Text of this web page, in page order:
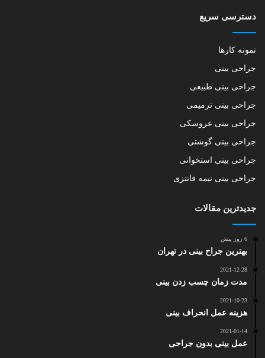
دسترسی سریع
نمونه کارها
جراحی بینی
جراحی بینی طبیعی
جراحی بینی ترمیمی
جراحی بینی عروسکی
جراحی بینی گوشتی
جراحی بینی استخوانی
جراحی بینی نیمه فانتزی
جدیدترین مقالات
6 روز پیش
بهترین جراح بینی در تهران
2021-12-28
مدت زمان چسب زدن بینی
2021-10-23
هزینه عمل انحراف بینی
2021-01-14
عمل بینی بدون جراحی